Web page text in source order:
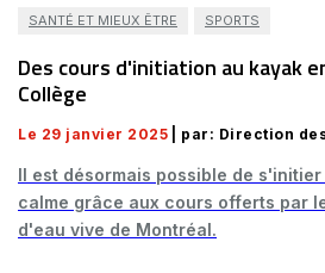
SANTÉ ET MIEUX ÊTRE SPORTS
Des cours d'initiation au kayak
Collège
Le 29 janvier 2025 | par: Direction
Il est désormais possible de
calme grâce aux cours offerts par
d'eau vive de Montréal.